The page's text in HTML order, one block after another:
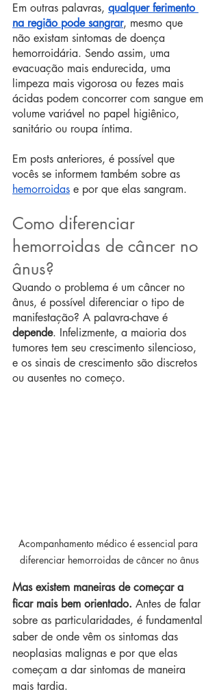
Em outras palavras, qualquer ferimento
na região pode sangrar, mesmo que
não existam sintomas de doença
hemorroidária. Sendo assim, uma
evacuação mais endurecida, uma
limpeza mais vigorosa ou fezes mais
ácidas podem concorrer com sangue em
volume variável no papel higiênico,
sanitário ou roupa íntima.
Em posts anteriores, é possível que
vocês se informem também sobre as
hemorroidas e por que elas sangram.
Como diferenciar
hemorroidas de câncer no
ânus?
Quando o problema é um câncer no
ânus, é possível diferenciar o tipo de
manifestação? A palavra-chave é
depende. Infelizmente, a maioria dos
tumores tem seu crescimento silencioso,
e os sinais de crescimento são discretos
ou ausentes no começo.
Acompanhamento médico é essencial para
diferenciar hemorroidas de câncer no ânus
Mas existem maneiras de começar a
ficar mais bem orientado. Antes de falar
sobre as particularidades, é fundamental
saber de onde vêm os sintomas das
neoplasias malignas e por que elas
começam a dar sintomas de maneira
mais tardia.